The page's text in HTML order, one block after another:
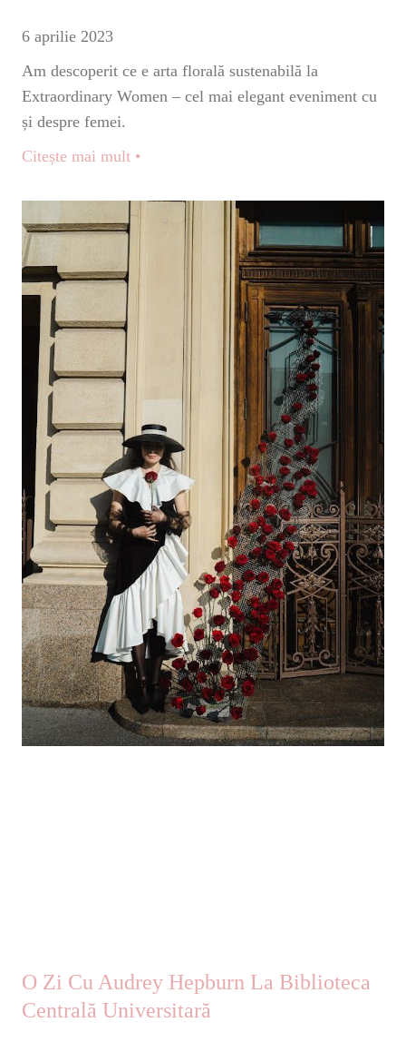
6 aprilie 2023
Am descoperit ce e arta florală sustenabilă la
Extraordinary Women – cel mai elegant eveniment cu
și despre femei.
Citește mai mult •
O Zi Cu Audrey Hepburn La Biblioteca
Centrală Universitară